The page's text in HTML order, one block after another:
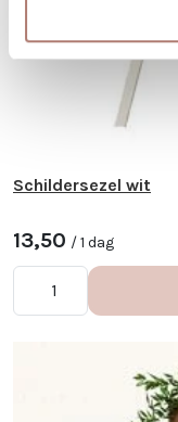
Schildersezel wit
13,50 / 1 dag